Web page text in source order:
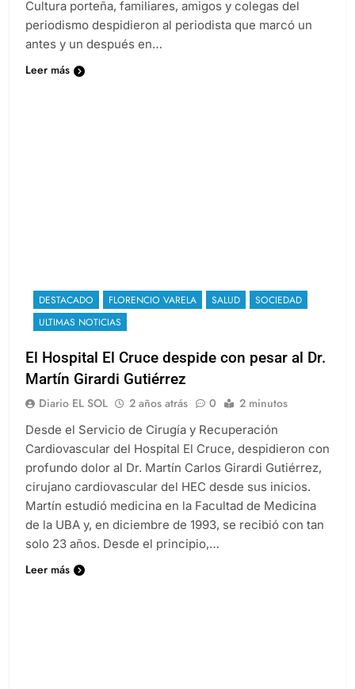
Cultura porteña, familiares, amigos y colegas del
periodismo despidieron al periodista que marcó un
antes y un después en…
Leer más
DESTACADO FLORENCIO VARELA SALUD
SOCIEDAD
ULTIMAS NOTICIAS
El Hospital El Cruce despide con pesar al Dr.
Martín Girardi Gutiérrez
Diario EL SOL 2 años atrás 0 2 minutos
Desde el Servicio de Cirugía y Recuperación
Cardiovascular del Hospital El Cruce, despidieron con
profundo dolor al Dr. Martín Carlos Girardi Gutiérrez,
cirujano cardiovascular del HEC desde sus inicios.
Martín estudió medicina en la Facultad de Medicina
de la UBA y, en diciembre de 1993, se recibió con tan
solo 23 años. Desde el principio,…
Leer más